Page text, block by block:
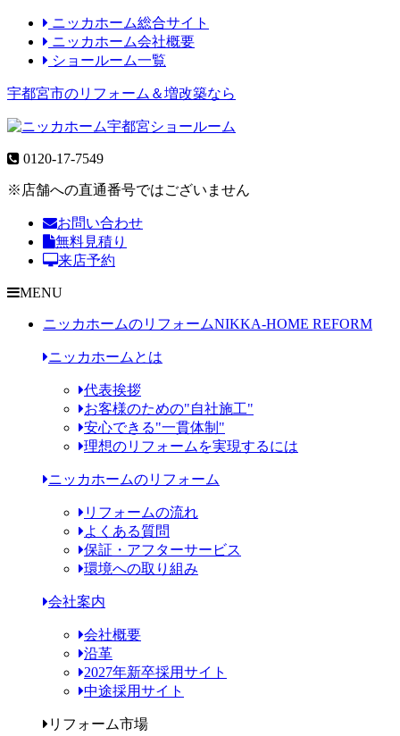
ニッカホーム総合サイト
ニッカホーム会社概要
ショールーム一覧
宇都宮市のリフォーム＆増改築なら
0120-17-7549
※店舗への直通番号ではございません
お問い合わせ
無料見積り
来店予約
MENU
ニッカホームのリフォームNIKKA-HOME REFORM
ニッカホームとは
代表挨拶
お客様のための"自社施工"
安心できる"一貫体制"
理想のリフォームを実現するには
ニッカホームのリフォーム
リフォームの流れ
よくある質問
保証・アフターサービス
環境への取り組み
会社案内
会社概要
沿革
2027年新卒採用サイト
中途採用サイト
リフォーム市場